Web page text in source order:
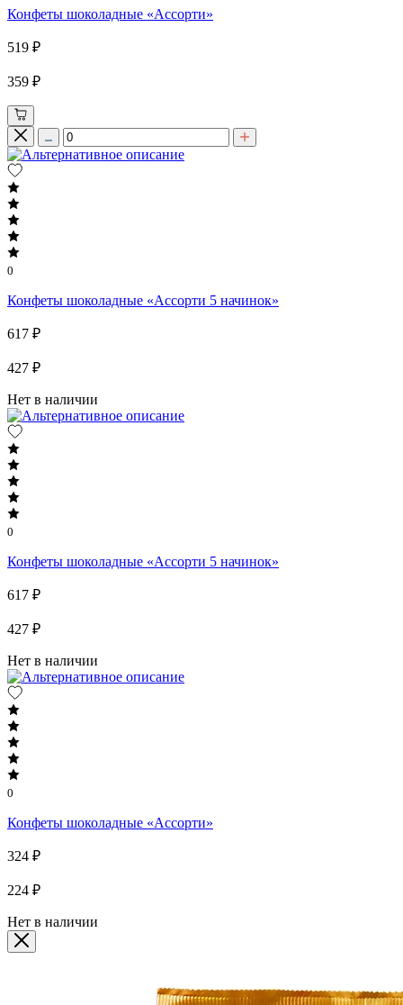
Конфеты шоколадные «Ассорти»
519 ₽
359 ₽
0
Конфеты шоколадные «Ассорти 5 начинок»
617 ₽
427 ₽
Нет в наличии
0
Конфеты шоколадные «Ассорти 5 начинок»
617 ₽
427 ₽
Нет в наличии
0
Конфеты шоколадные «Ассорти»
324 ₽
224 ₽
Нет в наличии